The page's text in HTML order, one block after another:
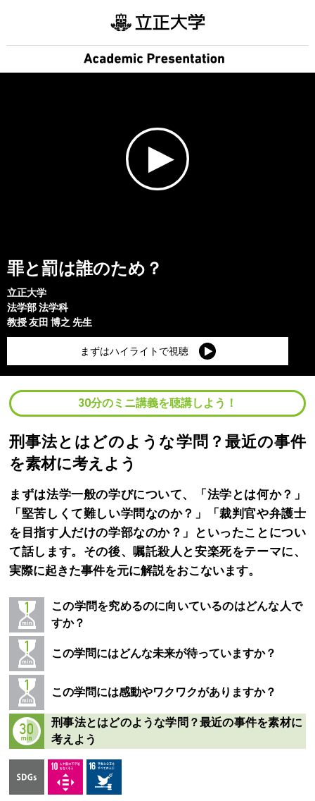
罪と罰は誰のため？
立正大学
法学部法学科
教授友田 博之 先生
まずはハイライトで視聴
30分のミニ講義を聴講しよう！
刑事法とはどのような学問？最近の事件
を素材に考えよう
まずは法学一般の学びについて、「法学とは何か？」
「堅苦しくて難しい学問なのか？」「裁判官や弁護士
を目指す人だけの学部なのか？」といったことについ
て話します。その後、嘱託殺人と安楽死をテーマに、
実際に起きた事件を元に解説をおこないます。
この学問を究めるのに向いているのはどんな人で
すか？
この学問にはどんな未来が待っていますか？
この学問には感動やワクワクがありますか？
刑事法とはどのような学問？最近の事件を素材に
考えよう